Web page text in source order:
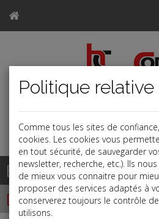
Base documentaire
Dépêches
Comme tous les sites de
cookies. Les cookies vous
en tout sécurité, de sauvegarder
newsletter, recherche, etc.). Ils
de mieux vous connaitre pour
proposer des services adaptés à
conserverez toujours le contrôle
utilisons.